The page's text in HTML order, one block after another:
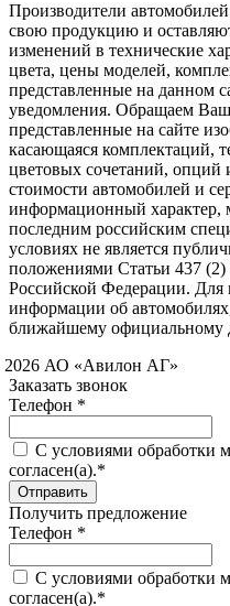
Производители
свою продукцию и
изменений в технические
цвета, цены моделей,
представленные на данном
уведомления. Обращаем
представленные на сайте
касающаяся комплектаций,
цветовых сочетаний, опций
стоимости автомобилей и
информационный характер,
последним российским
условиях не является
положениями Статьи 437 (2)
Российской Федерации. Для
информации об
ближайшему официальному
АО «Авилон АГ»
Заказать звонок
Телефон *
C условиями обработки
согласен(а).*
Получить предложение
Телефон *
C условиями обработки
согласен(а).*